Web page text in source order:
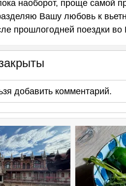
наоборот, проще самой
Вашу любовь к
прошлогодней поездки во
добавить комментарий.